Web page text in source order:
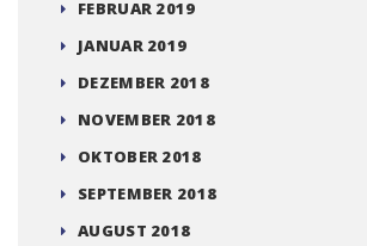
FEBRUAR 2019
JANUAR 2019
DEZEMBER 2018
NOVEMBER 2018
OKTOBER 2018
SEPTEMBER 2018
AUGUST 2018